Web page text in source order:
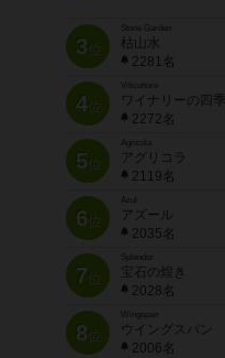
3位
Stone Garden
枯山水
2281名
4位
Viticulture
ワイナリーの四季
2272名
5位
Agricola
アグリコラ
2119名
6位
Azul
アズール
2035名
7位
宝石の煌き
2028名
8位
Wingspan
ウイングスパン
2006名